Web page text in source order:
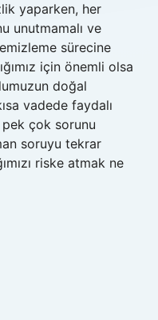
yaparken, her
unutmamalı ve
sürecine
için önemli olsa
doğal
vadede faydalı
çok sorunu
soruyu tekrar
riske atmak ne